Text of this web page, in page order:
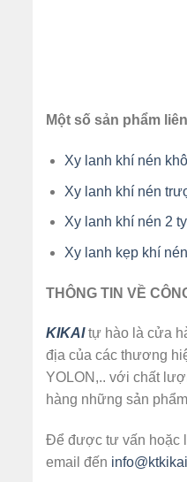
Một số sản phẩm
Xy lanh khí nén
Xy lanh khí nén
Xy lanh khí nén 2
Xy lanh kẹp khí
THÔNG TIN VỀ
KIKAItự hào là cửa
địa của các thương
YOLON,.. với chất
hàng những sản
Để được tư vấn hoặc
email đến